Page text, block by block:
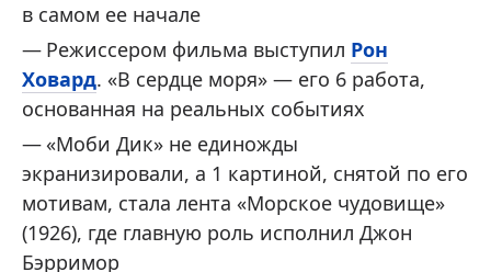
в самом ее начале
Режиссером фильма выступил Рон
Ховард. «В сердце моря» — его 6 работа,
основанная на реальных событиях
«Моби Дик» не единожды
экранизировали, а 1 картиной, снятой по его
мотивам, стала лента «Морское чудовище»
(1926), где главную роль исполнил Джон
Бэрримор